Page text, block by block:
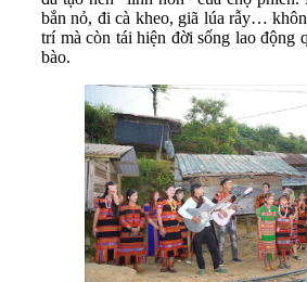
bắn nỏ, đi cà kheo, giã lúa rẫy…
trí mà còn tái hiện đời sống lao động
bào.